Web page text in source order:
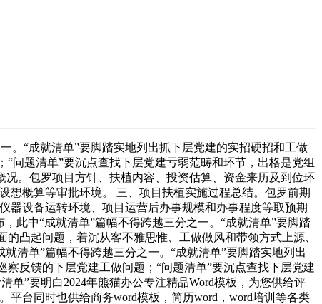
“成就清单”要脚踏实地列出抓下层党建的实招硬招和工做
问题清单”要沉点查找下层党建亏弱范畴和环节，出格是党组
。包罗项目方针、扶植内容、投资估算、资金来历及到位环
想概算等审批环境。 三、项目扶植实施过程总结。包罗前期
器设备运转环境、项目运营后办事规模和办事程度等取预期
此中“成就清单”篇幅不得跨越三分之一。“成就清单”要脚踏
凸起问题，着沉从客不雅思惟、工做做风和带领方式上源、
清单”篇幅不得跨越三分之一。“成就清单”要脚踏实地列出
反馈的下层党建工做问题；“问题清单”要沉点查找下层党建
”要明白2024年熊猫办公专注精品Word模板，为您供给评
平台同时也供给商务word模板，简历word，word培训等各类